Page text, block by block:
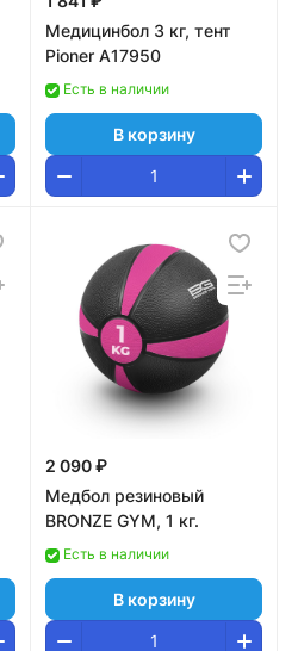
Медицинбол 3 кг, тент
Pioner A17950
Есть в наличии
В корзину
2 090 ₽
Медбол резиновый
BRONZE GYM, 1 кг.
Есть в наличии
В корзину